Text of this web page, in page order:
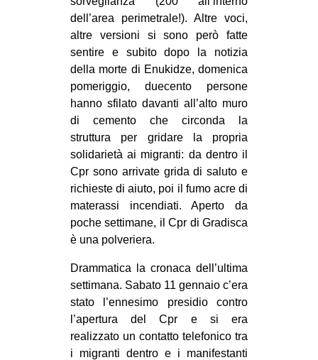
ms
SEARCH
dell’area perimetrale!). Altre voci,
altre versioni si sono però fatte
sentire e subito dopo la notizia
della morte di Enukidze, domenica
pomeriggio, duecento persone
hanno sfilato davanti all’alto muro
di cemento che circonda la
struttura per gridare la propria
solidarietà ai migranti: da dentro il
Cpr sono arrivate grida di saluto e
richieste di aiuto, poi il fumo acre di
materassi incendiati. Aperto da
poche settimane, il Cpr di Gradisca
è una polveriera.
Drammatica la cronaca dell’ultima
settimana. Sabato 11 gennaio c’era
stato l’ennesimo presidio contro
l’apertura del Cpr e si era
realizzato un contatto telefonico tra
i migranti dentro e i manifestanti